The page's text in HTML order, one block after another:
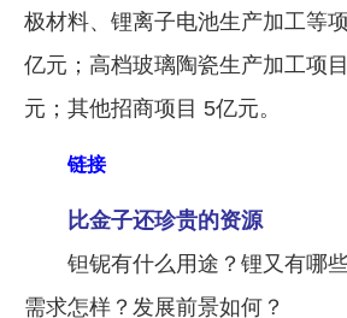
极材料、锂离子电池生产加工等
亿元；高档玻璃陶瓷生产加工项
元；其他招商项目 5亿元。
链接
比金子还珍贵的资源
钽铌有什么用途？锂又有哪些
需求怎样？发展前景如何？